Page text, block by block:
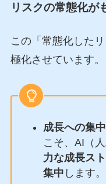
リスクの常態化が
この「常態化した
極化させています。
成長への集
こそ、AI（
力な成長ス
集中 します。